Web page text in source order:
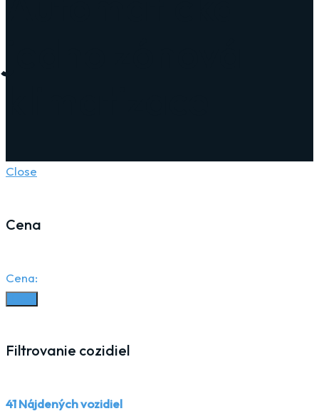
Close
Cena
Cena:
Filtrovanie cozidiel
41Nájdených vozidiel